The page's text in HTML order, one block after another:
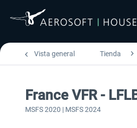
Vista general Tienda
France VFR -
MSFS 2020 | MSFS 2024